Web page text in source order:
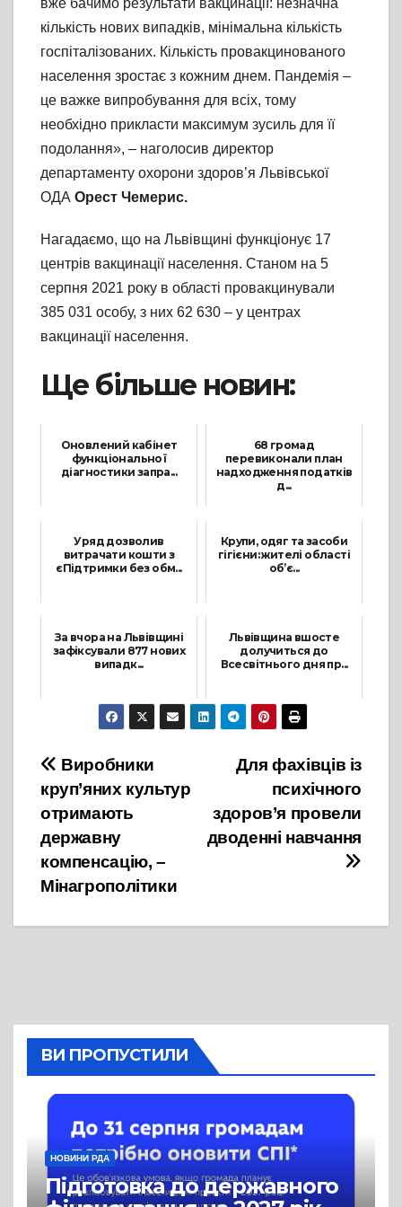
вже бачимо результати вакцинації: незначна
кількість нових випадків, мінімальна кількість
госпіталізованих. Кількість провакцинованого
населення зростає з кожним днем. Пандемія –
це важке випробування для всіх, тому
необхідно прикласти максимум зусиль для її
подолання», – наголосив директор
департаменту охорони здоров’я Львівської
ОДА Орест Чемерис.
Нагадаємо, що на Львівщині функціонує 17
центрів вакцинації населення. Станом на 5
серпня 2021 року в області провакцинували
385 031 особу, з них 62 630 – у центрах
вакцинації населення.
Ще більше новин:
Оновлений кабінет
функціональної
діагностики запра...
68 громад
перевиконали план
надходження податків
д...
Уряд дозволив
витрачати кошти з
єПідтримки без обм...
Крупи, одяг та засоби
гігієни: жителі області
об’є...
За вчора на Львівщині
зафіксували 877 нових
випадк...
25 Жовтня, 2021
Львівщина вшосте
долучиться до
Всесвітнього дня пр...
1 Вересня, 2021
Навігація
записів
Для фахівців із
психічного
здоров’я провели
дводенні навчання
Виробники
круп’яних культур
отримають
державну
компенсацію, –
Мінагрополітики
ВИ ПРОПУСТИЛИ
НОВИНИ РДА
Підготовка до державного